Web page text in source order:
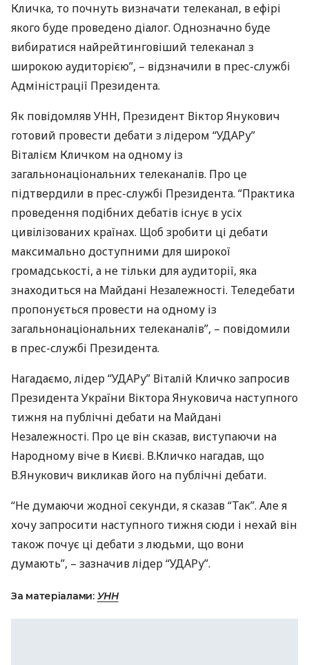
Кличка, то почнуть визначати телеканал, в ефірі
якого буде проведено діалог. Однозначно буде
вибиратися найрейтинговіший телеканал з
широкою аудиторією”, – відзначили в прес-службі
Адміністрації Президента.
Як повідомлявУНН, Президент Віктор Янукович
готовий провести дебати з лідером “УДАРу”
Віталієм Кличком на одному із
загальнонаціональних телеканалів. Про це
підтвердили в прес-службі Президента. “Практика
проведення подібних дебатів існує в усіх
цивілізованих країнах. Щоб зробити ці дебати
максимально доступними для широкої
громадськості, а не тільки для аудиторії, яка
знаходиться на Майдані Незалежності. Теледебати
пропонується провести на одному із
загальнонаціональних телеканалів”, – повідомили
в прес-службі Президента.
Нагадаємо, лідер “УДАРу” Віталій Кличко запросив
Президента України Віктора Януковича наступного
тижня на публічні дебати на Майдані
Незалежності. Про це він сказав, виступаючи на
Народному віче в Києві. В.Кличко нагадав, що
В.Янукович викликав його на публічні дебати.
“Не думаючи жодної секунди, я сказав “Так”. Але я
хочу запросити наступного тижня сюди і нехай він
також почує ці дебати з людьми, що вони
думають”, – зазначив лідер “УДАРу”.
За матеріалами: УНН